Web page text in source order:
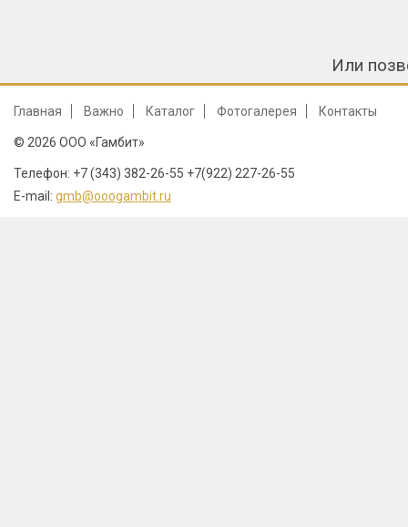
Или
Главная Важно Каталог Фотогалерея Контакты
© 2026 ООО «Гамбит»
Телефон: +7 (343) 382-26-55 +7(922) 227-26-55
E-mail: gmb@ooogambit.ru